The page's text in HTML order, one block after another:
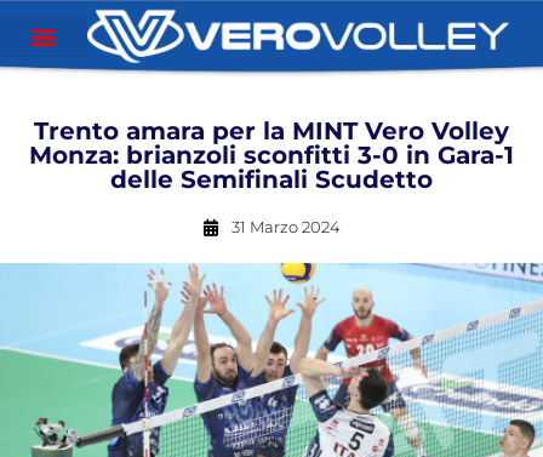
Trento amara per la MINT Vero Volley
Monza: brianzoli sconfitti 3-0 in Gara-1
delle Semifinali Scudetto
31 Marzo 2024